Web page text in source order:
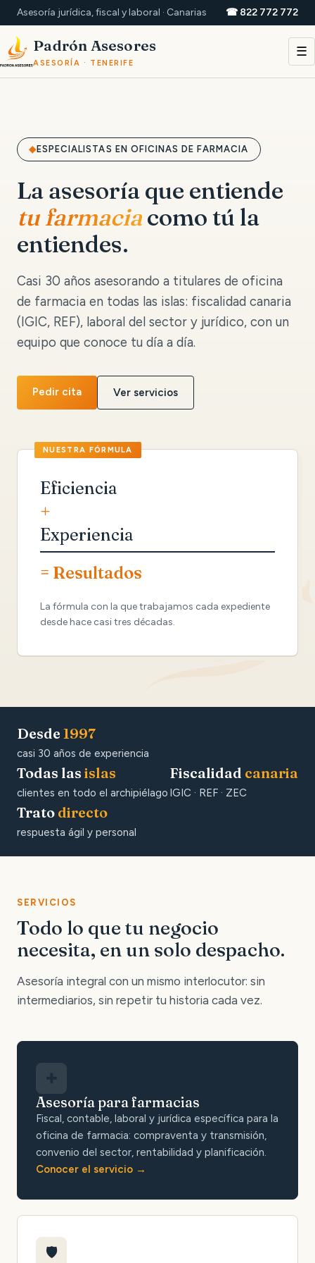
Asesoría jurídica, fiscal y laboral · Canarias ☎ 822 772 772
Padrón Asesores
ASESORÍA · TENERIFE
☰
ESPECIALISTAS EN OFICINAS DE FARMACIA
La asesoría que entiende
tu farmaciacomo tú la
entiendes.
Casi 30 años asesorando a titulares de oficina
de farmacia en todas las islas: fiscalidad canaria
(IGIC, REF), laboral del sector y jurídico, con un
equipo que conoce tu día a día.
Pedir cita Ver servicios
Eficiencia
+
Experiencia
= Resultados
La fórmula con la que trabajamos cada expediente
desde hace casi tres décadas.
Desde 1997
casi 30 años de experiencia
Todas las islas
clientes en todo el archipiélago
Fiscalidad canaria
IGIC · REF · ZEC
Trato directo
respuesta ágil y personal
SERVICIOS
Todo lo que tu negocio
necesita, en un solo despacho.
Asesoría integral con un mismo interlocutor: sin
intermediarios, sin repetir tu historia cada vez.
Asesoría para farmacias
Fiscal, contable, laboral y jurídica específica para la
oficina de farmacia: compraventa y transmisión,
convenio del sector, rentabilidad y planificación.
Conocer el servicio
🛡️